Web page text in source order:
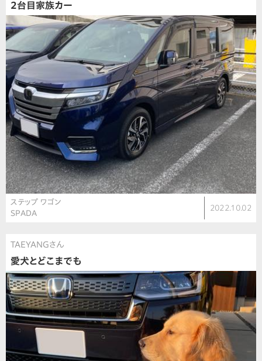
2台目家族カー
ステップ ワゴン
SPADA
2022.10.02
TAEYANGさん
愛犬とどこまでも